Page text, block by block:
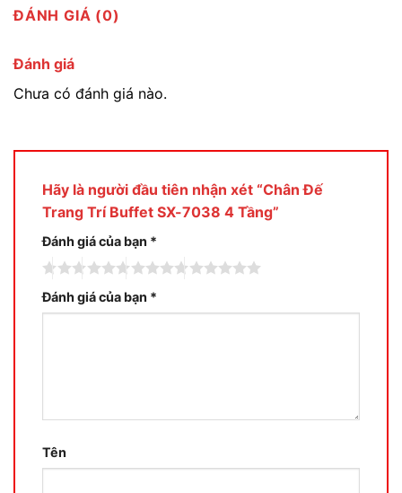
ĐÁNH GIÁ (0)
Đánh giá
Chưa có đánh giá nào.
Hãy là người đầu tiên nhận xét “Chân Đế
Trang Trí Buffet SX-7038 4 Tầng”
Đánh giá của bạn *
Đánh giá của bạn *
Tên